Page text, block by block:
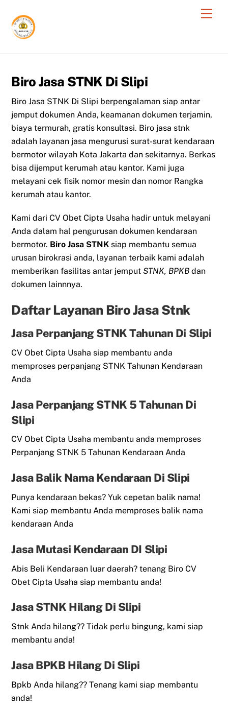
content
Biro Jasa STNK Di Slipi
Biro Jasa STNK Di Slipi berpengalaman siap antar
jemput dokumen Anda, keamanan dokumen terjamin,
biaya termurah, gratis konsultasi. Biro jasa stnk
adalah layanan jasa mengurusi surat-surat kendaraan
bermotor wilayah Kota Jakarta dan sekitarnya. Berkas
bisa dijemput kerumah atau kantor. Kami juga
melayani cek fisik nomor mesin dan nomor Rangka
kerumah atau kantor.
Kami dari CV Obet Cipta Usaha hadir untuk melayani
Anda dalam hal pengurusan dokumen kendaraan
bermotor. Biro Jasa STNK siap membantu semua
urusan birokrasi anda, layanan terbaik kami adalah
memberikan fasilitas antar jemputSTNK, BPKB dan
dokumen lainnnya.
Daftar Layanan Biro Jasa Stnk
Jasa Perpanjang STNK Tahunan Di Slipi
CV Obet Cipta Usaha siap membantu anda
memproses perpanjang STNK Tahunan Kendaraan
Anda
Jasa Perpanjang STNK 5 Tahunan Di
Slipi
CV Obet Cipta Usaha membantu anda memproses
Perpanjang STNK 5 Tahunan Kendaraan Anda
Jasa Balik Nama Kendaraan Di Slipi
Punya kendaraan bekas? Yuk cepetan balik nama!
Kami siap membantu Anda memproses balik nama
kendaraan Anda
Jasa Mutasi Kendaraan DI Slipi
Abis Beli Kendaraan luar daerah? tenang Biro CV
Obet Cipta Usaha siap membantu anda!
Jasa STNK Hilang Di Slipi
Stnk Anda hilang?? Tidak perlu bingung, kami siap
membantu anda!
Jasa BPKB Hilang Di Slipi
Bpkb Anda hilang?? Tenang kami siap membantu
anda!